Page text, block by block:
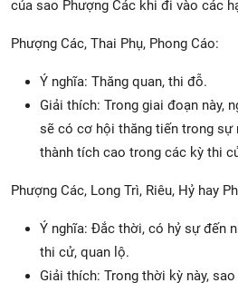
của sao Phượng Các khi đi vào các
Phượng Các, Thai Phụ, Phong Cáo:
Ý nghĩa: Thăng quan, thi đỗ.
Giải thích: Trong giai đoạn này,
sẽ có cơ hội thăng tiến trong sự
thành tích cao trong các kỳ thi
Phượng Các, Long Trì, Riêu, Hỷ hay
Ý nghĩa: Đắc thời, có hỷ sự đến
thi cử, quan lộ.
Giải thích: Trong thời kỳ này,